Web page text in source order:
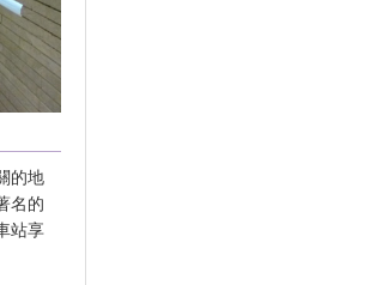
的地
名的
站享